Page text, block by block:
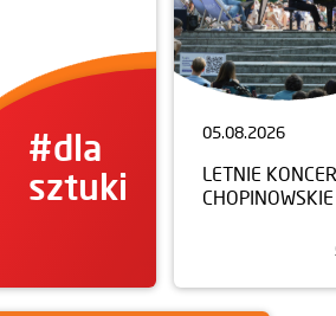
#dla
sztuki
05.08.2026
LETNIE
CHOPINOWSKIE